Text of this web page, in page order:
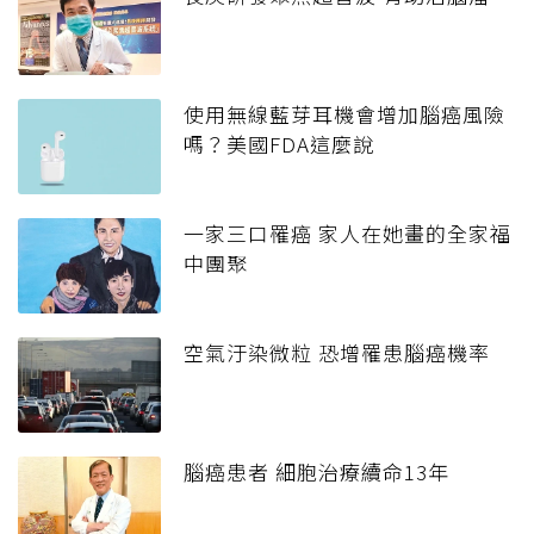
使用無線藍芽耳機會增加腦癌風險
嗎？美國FDA這麼說
一家三口罹癌 家人在她畫的全家福
中團聚
空氣汙染微粒 恐增罹患腦癌機率
腦癌患者 細胞治療續命13年